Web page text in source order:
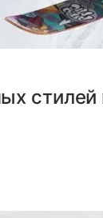
стилей